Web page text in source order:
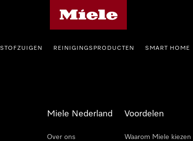
STOFZUIGEN REINIGINGSPRODUCTEN SMART HOME
Miele Nederland
Over ons
Voordelen
Waarom Miele kiezen